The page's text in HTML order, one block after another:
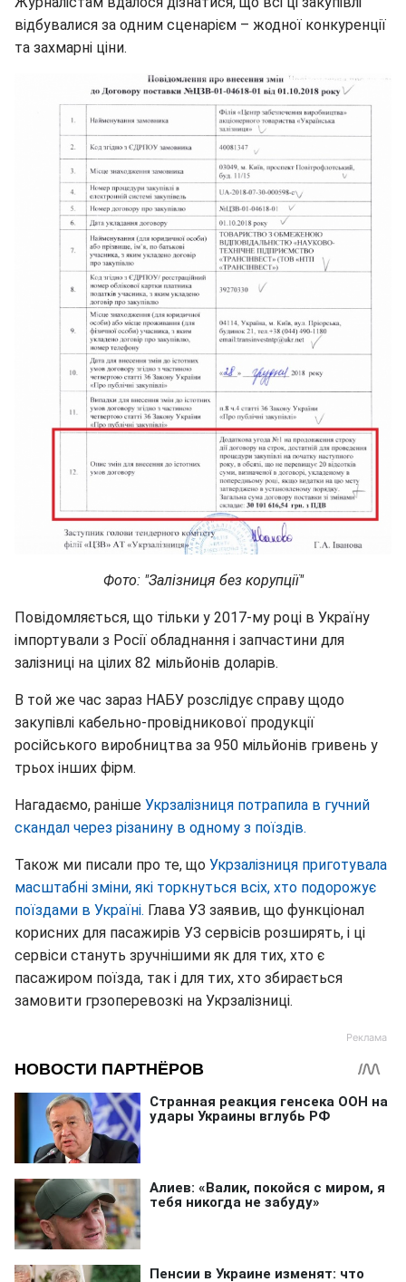
відбувалися за одним сценарієм – жодної конкуренції
та захмарні ціни.
Фото: "Залізниця без корупції"
Повідомляється, що тільки у 2017-му році в Україну
імпортували з Росії обладнання і запчастини для
залізниці на цілих 82 мільйонів доларів.
В той же час зараз НАБУ розслідує справу щодо
закупівлі кабельно-провідникової продукції
російського виробництва за 950 мільйонів гривень у
трьох інших фірм.
Нагадаємо, раніше Укрзалізниця потрапила в гучний
скандал через різанину в одному з поїздів.
Також ми писали про те, що Укрзалізниця приготувала
масштабні зміни, які торкнуться всіх, хто подорожує
поїздами в Україні. Глава УЗ заявив, що функціонал
корисних для пасажирів УЗ сервісів розширять, і ці
сервіси стануть зручнішими як для тих, хто є
пасажиром поїзда, так і для тих, хто збирається
замовити грзоперевозкі на Укрзалізниці.